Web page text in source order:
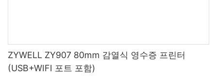
ZYWELL ZY907 80mm 감열식 영수증 프린터
(USB+WIFI 포트 포함)